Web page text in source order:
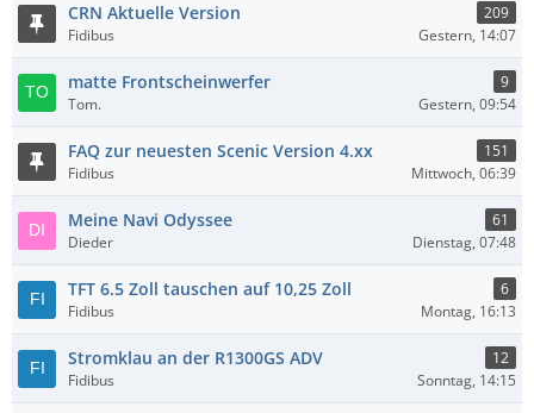
CRN Aktuelle Version
209
Fidibus
Gestern, 14:07
matte Frontscheinwerfer
9
Tom.
Gestern, 09:54
FAQ zur neuesten Scenic Version 4.xx
151
Fidibus
Mittwoch, 06:39
Meine Navi Odyssee
61
Dieder
Dienstag, 07:48
TFT 6.5 Zoll tauschen auf 10,25 Zoll
6
Fidibus
Montag, 16:13
Stromklau an der R1300GS ADV
12
Fidibus
Sonntag, 14:15